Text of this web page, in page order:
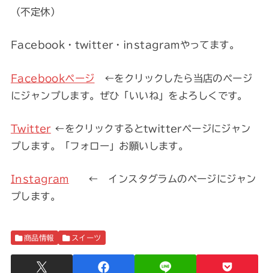
（不定休）
Facebook・twitter・instagramやってます。
Facebookページ ←をクリックしたら当店のページ
にジャンプします。ぜひ「いいね」をよろしくです。
Twitter ←をクリックするとtwitterページにジャン
プします。「フォロー」お願いします。
Instagram ← インスタグラムのページにジャン
プします。
商品情報 スイーツ